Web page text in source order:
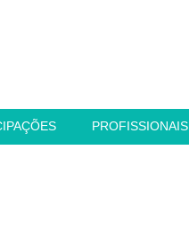
PROFISSIONAIS